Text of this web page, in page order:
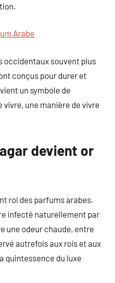
Arabe
occidentaux souvent plus
conçus pour durer et
un symbole de
vivre, une manière de vivre
devient or
roi des parfums arabes.
infecté naturellement par
une odeur chaude, entre
autrefois aux rois et aux
quintessence du luxe